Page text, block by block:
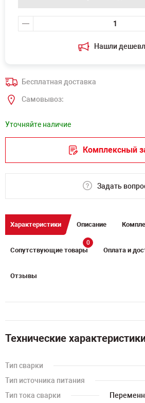
Нашли
Бесплатная доставка
Самовывоз:
Уточняйте наличие
Комплексный
Задать
Характеристики Описание
Сопутствующие товары
0
Оплата и
Отзывы
Технические
Тип сварки
Тип источника питания
Тип тока сварки